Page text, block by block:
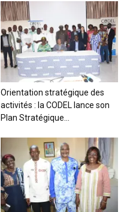
Orientation stratégique des
activités : la CODEL lance son
Plan Stratégique...